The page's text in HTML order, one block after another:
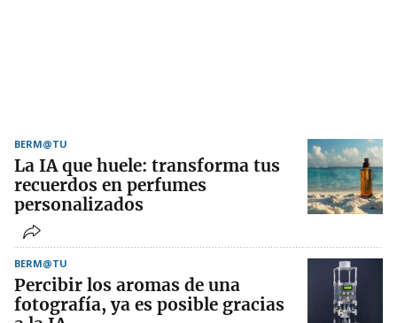
BERM@TU
La IA que huele: transforma tus
recuerdos en perfumes
personalizados
BERM@TU
Percibir los aromas de una
fotografía, ya es posible gracias